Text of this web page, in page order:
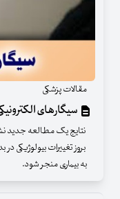
مقالات پزشکی
سیگارهای
نتایج یک مطالعه جدید
بروز تغییرات بیولوژیکی
به بیماری منجر شود.